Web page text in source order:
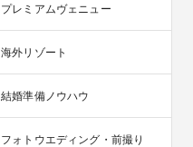
プレミアムヴェニュー
海外リゾート
結婚準備ノウハウ
フォトウエディング・前撮り